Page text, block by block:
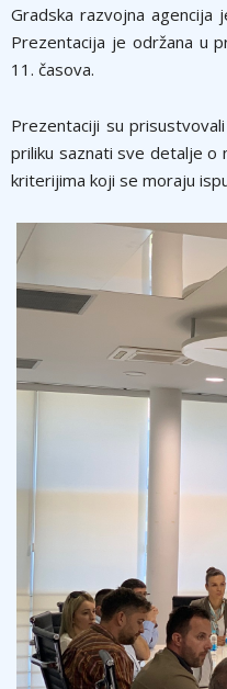
Gradska razvojna agencija
Prezentacija je održana u
11. časova.
Prezentaciji su
priliku saznati sve detalje o
kriterijima koji se moraju